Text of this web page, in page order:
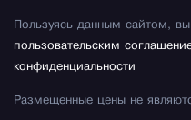
Пользуясь данным сайтом,
пользовательским
конфиденциальности
Размещенные цены не